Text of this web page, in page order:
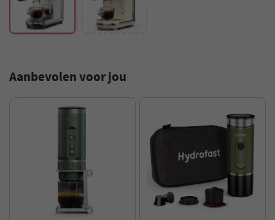
Aanbevolen voor jou